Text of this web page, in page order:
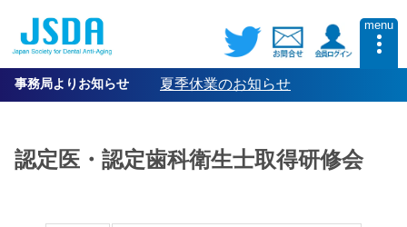
menu
事務局よりお知らせ 夏季休業のお知らせ
認定医・認定歯科衛生士取得研修会